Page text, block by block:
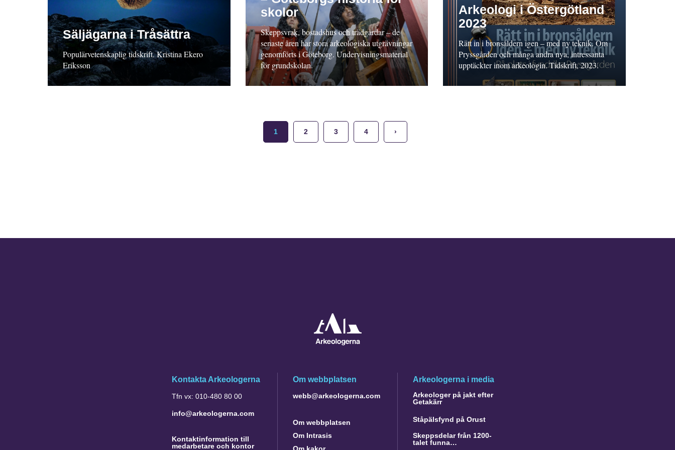
Säljägarna i Tråsättra
Populärvetenskaplig tidskrift. Kristina Ekero
Eriksson
skolor
Skeppsvrak, bostadshus och trädgårdar – de
senaste åren har stora arkeologiska utgrävningar
genomförts i Göteborg. Undervisningsmaterial
för grundskolan.
Arkeologi i Östergötland
2023
Rätt in i bronsåldern igen – med ny teknik. Om
Pryssgården och många andra nya, intressanta
upptäckter inom arkeologin. Tidskrift, 2023.
1 2 3 4 ›
Kontakta Arkeologerna
Tfn vx: 010-480 80 00
info@arkeologerna.com
Kontaktinformation till
medarbetare och kontor
Om webbplatsen
webb@arkeologerna.com
Om webbplatsen
Om Intrasis
Arkeologerna i media
Arkeologer på jakt efter
Getakärr
Ståpälsfynd på Orust
Skeppsdelar från 1200-
talet funna…